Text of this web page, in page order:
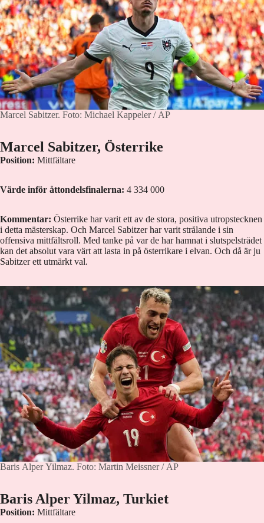
Marcel Sabitzer. Foto: Michael Kappeler / AP
Marcel Sabitzer, Österrike
Position: Mittfältare
Värde inför åttondelsfinalerna: 4 334 000
Kommentar: Österrike har varit ett av de stora, positiva utropstecknen
i detta mästerskap. Och Marcel Sabitzer har varit strålande i sin
offensiva mittfältsroll. Med tanke på var de har hamnat i slutspelsträdet
kan det absolut vara värt att lasta in på österrikare i elvan. Och då är ju
Sabitzer ett utmärkt val.
Baris Alper Yilmaz. Foto: Martin Meissner / AP
Baris Alper Yilmaz, Turkiet
Position: Mittfältare